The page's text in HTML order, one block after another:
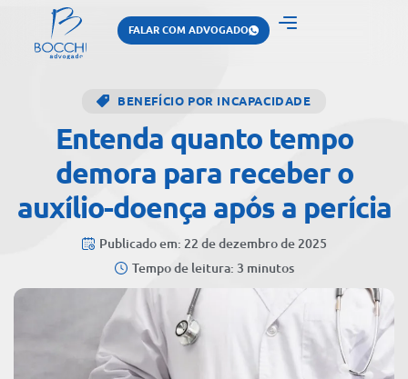
FALAR COM ADVOGADO
BENEFÍCIO POR INCAPACIDADE
Entenda quanto tempo
demora para receber o
auxílio-doença após a perícia
Publicado em: 22 de dezembro de 2025
Tempo de leitura: 3 minutos